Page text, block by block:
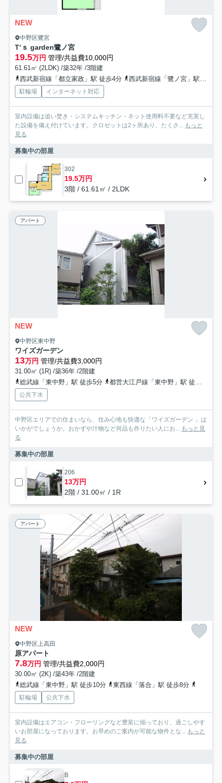
NEW
中野区鷺宮
T‘ｓ garden鷺ノ宮
19.5万円 管理/共益費10,000円
61.61㎡ (2LDK) /築32年 /3階建
西武新宿線「都立家政」駅 徒歩4分
西武新宿線「鷺ノ宮」駅 徒歩8分
駐輪場 インターネット対応
室内設備は追い焚き・システムキッチン・ネット使用料不要など充実し
た設備を備え付けています。クロゼットは2ヶ所あり、たくさ... もっと
見る
募集中の部屋
302
19.5万円
3階 / 61.61㎡ / 2LDK
アパート
NEW
中野区東中野
ワイズガーデン
13万円 管理/共益費3,000円
31.00㎡ (1R) /築36年 /2階建
総武線「東中野」駅 徒歩5分
都営大江戸線「東中野」駅 徒歩5分
公共下水
中野区エリアでの住まいなら、住み心地も快適な「ワイズガーデン 」は
いかがでしょうか。おかずや汁物など何品も作りたい人にお...
もっと見
る
募集中の部屋
206
13万円
2階 / 31.00㎡ / 1R
アパート
NEW
中野区上高田
原アパート
7.8万円 管理/共益費2,000円
30.00㎡ (2K) /築43年 /2階建
総武線「東中野」駅 徒歩10分
東西線「落合」駅 徒歩8分
駐輪場 公共下水
室内設備はエアコン・フローリングなど豊富に揃っており、過ごしやす
いお部屋になっております。お早めのご案内が可能な物件とな...
もっと
見る
募集中の部屋
B